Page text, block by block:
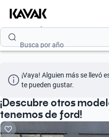
Busca por versión
¡Vaya! Alguien más se llevó
te pueden gustar.
¡Descubre otros
tenemos de ford!